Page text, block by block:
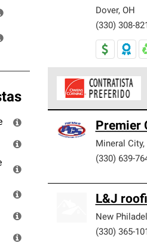
Dover, OH
(330) 308-
cumplen con altos
Premier
Mineral City,
(330) 639-
L&J
New
(330) 365-